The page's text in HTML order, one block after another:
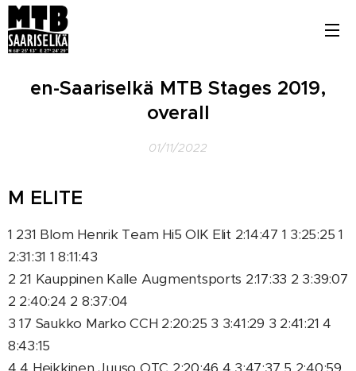
en-Saariselkä MTB Stages 2019,
overall
01/11/2022
M ELITE
1 231 Blom Henrik Team Hi5 OIK Elit 2:14:47 1 3:25:25 1
2:31:31 1 8:11:43
2 21 Kauppinen Kalle Augmentsports 2:17:33 2 3:39:07
2 2:40:24 2 8:37:04
3 17 Saukko Marko CCH 2:20:25 3 3:41:29 3 2:41:21 4
8:43:15